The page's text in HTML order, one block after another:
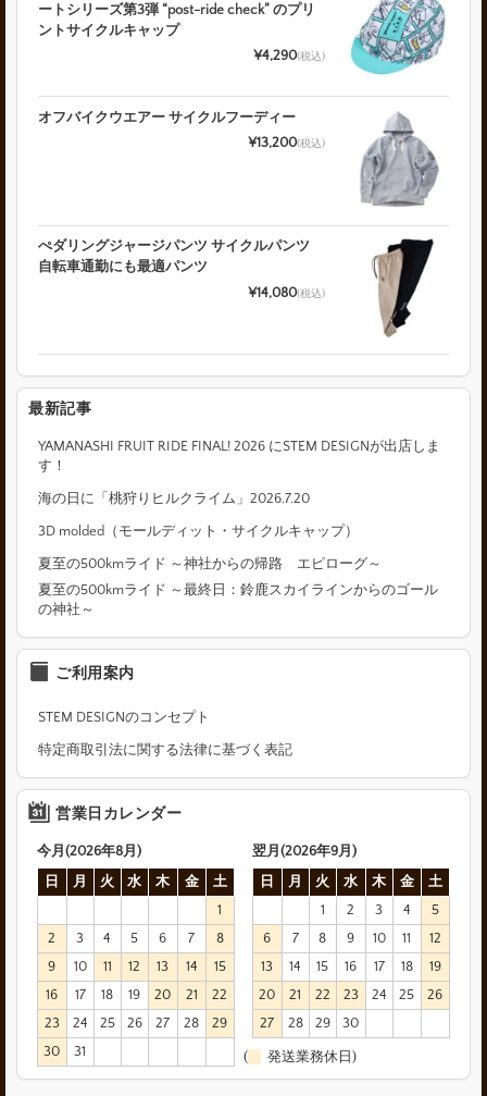
ートシリーズ第3弾 “post-ride check” のプリ
ントサイクルキャップ
¥4,290(税込)
オフバイクウエアー サイクルフーディー
¥13,200(税込)
ぺダリングジャージパンツ サイクルパンツ
自転車通勤にも最適パンツ
¥14,080(税込)
最新記事
YAMANASHI FRUIT RIDE FINAL! 2026 にSTEM DESIGNが出店しま
す！
海の日に「桃狩りヒルクライム」2026.7.20
3D molded（モールディット・サイクルキャップ）
夏至の500kmライド ～神社からの帰路 エピローグ～
夏至の500kmライド ～最終日：鈴鹿スカイラインからのゴール
の神社～
ご利用案内
STEM DESIGNのコンセプト
特定商取引法に関する法律に基づく表記
営業日カレンダー
今月(2026年8月)
日
月 火 水 木 金
土
1
2
3 4 5 6 7
8
9
10 11 12 13 14
15
16
17 18 19 20 21
22
23
24 25 26 27 28
29
30
31
翌月(2026年9月)
日
月 火 水 木 金
土
1
2 3 4
5
6
7 8 9 10 11
12
13
14 15 16 17 18
19
20
21 22 23 24 25
26
27
28 29 30
( 発送業務休日)